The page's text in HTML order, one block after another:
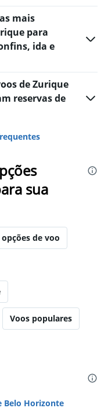
mais
para
ida e
de Zurique
reservas de
sua
de voo
Voos populares
Belo Horizonte